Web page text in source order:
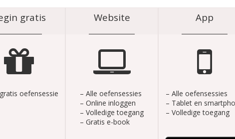
gratis
oefensessie
Website
– Alle oefensessies
– Online inloggen
– Volledige toegang
– Gratis e-book
App
– Alle oefensessies
– Tablet en
– Volledige toegang